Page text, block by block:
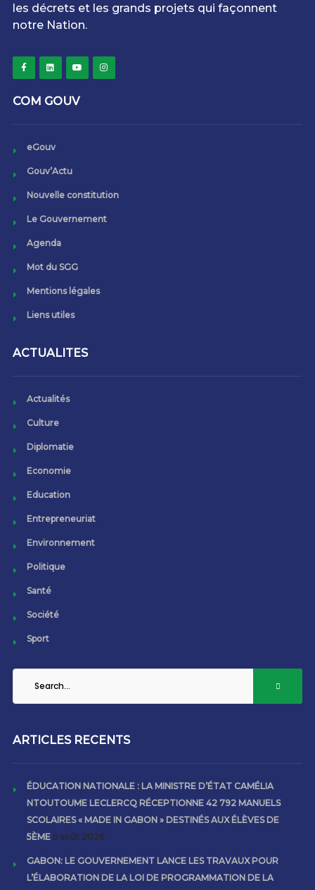
les décrets et les grands projets qui façonnent
notre Nation.
COM GOUV
eGouv
Gouv’Actu
Nouvelle constitution
Le Gouvernement
Agenda
Mot du SGG
Mentions légales
Liens utiles
ACTUALITES
Actualités
Culture
Diplomatie
Economie
Education
Entrepreneuriat
Environnement
Politique
Santé
Société
Sport
ARTICLES RECENTS
ÉDUCATION NATIONALE : LA MINISTRE D’ÉTAT CAMÉLIA
NTOUTOUME LECLERCQ RÉCEPTIONNE 42 792 MANUELS
SCOLAIRES « MADE IN GABON » DESTINÉS AUX ÉLÈVES DE
5ÈME 5 août 2026
GABON: LE GOUVERNEMENT LANCE LES TRAVAUX POUR
L’ÉLABORATION DE LA LOI DE PROGRAMMATION DE LA